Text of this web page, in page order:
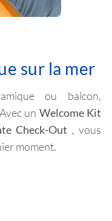
sur la mer
ou balcon,
un Welcome Kit
Check-Out , vous
moment.